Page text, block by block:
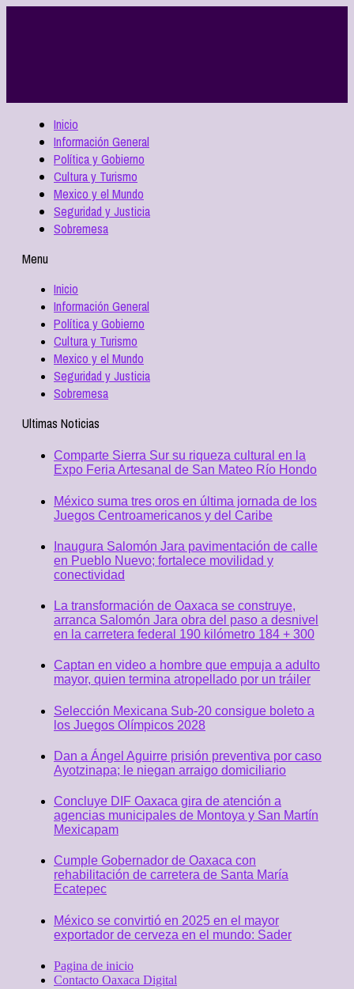
Inicio
Información General
Política y Gobierno
Cultura y Turismo
Mexico y el Mundo
Seguridad y Justicia
Sobremesa
Menu
Inicio
Información General
Política y Gobierno
Cultura y Turismo
Mexico y el Mundo
Seguridad y Justicia
Sobremesa
Ultimas Noticias
Comparte Sierra Sur su riqueza cultural en la
Expo Feria Artesanal de San Mateo Río Hondo
México suma tres oros en última jornada de los
Juegos Centroamericanos y del Caribe
Inaugura Salomón Jara pavimentación de calle
en Pueblo Nuevo; fortalece movilidad y
conectividad
La transformación de Oaxaca se construye,
arranca Salomón Jara obra del paso a desnivel
en la carretera federal 190 kilómetro 184 + 300
Captan en video a hombre que empuja a adulto
mayor, quien termina atropellado por un tráiler
Selección Mexicana Sub-20 consigue boleto a
los Juegos Olímpicos 2028
Dan a Ángel Aguirre prisión preventiva por caso
Ayotzinapa; le niegan arraigo domiciliario
Concluye DIF Oaxaca gira de atención a
agencias municipales de Montoya y San Martín
Mexicapam
Cumple Gobernador de Oaxaca con
rehabilitación de carretera de Santa María
Ecatepec
México se convirtió en 2025 en el mayor
exportador de cerveza en el mundo: Sader
Pagina de inicio
Contacto Oaxaca Digital